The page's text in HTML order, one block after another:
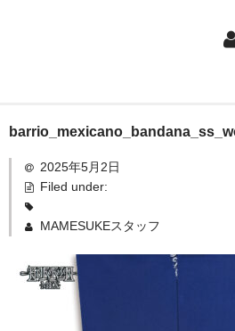
ホーム
MEXICO買い付け
新商品
全商品（ウェア）
2025年5月2日
Filed under:
MAMESUKEスタッフ